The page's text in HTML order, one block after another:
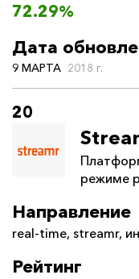
72.29%
Дата
9 МАРТА 2018 г.
20
режиме
Направление
real-time, streamr,
Рейтинг